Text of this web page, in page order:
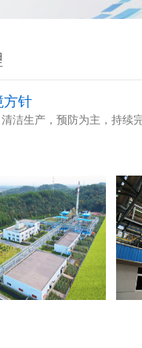
方针
洁生产，预防为主，持续